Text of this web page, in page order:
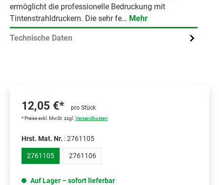
ermöglicht die professionelle Bedruckung mit
Tintenstrahldruckern. Die sehr fe… Mehr
Technische Daten
12,05 €* pro Stück
* Preise exkl. MwSt. zzgl. Versandkosten
Hrst. Mat. Nr. : 2761105
2761105 2761106
Auf Lager – sofort lieferbar